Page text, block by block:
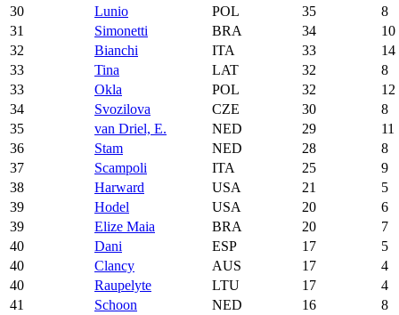
30
Lunio POL 35
8
31
Simonetti BRA 34
10
32
Bianchi ITA 33
14
33
Tina LAT 32
8
33
Okla POL 32
12
34
Svozilova CZE 30
8
35
van Driel, E. NED 29
11
36
Stam NED 28
8
37
Scampoli ITA 25
9
38
Harward USA 21
5
39
Hodel USA 20
6
39
Elize Maia BRA 20
7
40
Dani ESP 17
5
40
Clancy AUS 17
4
40
Raupelyte LTU 17
4
41
Schoon NED 16
8